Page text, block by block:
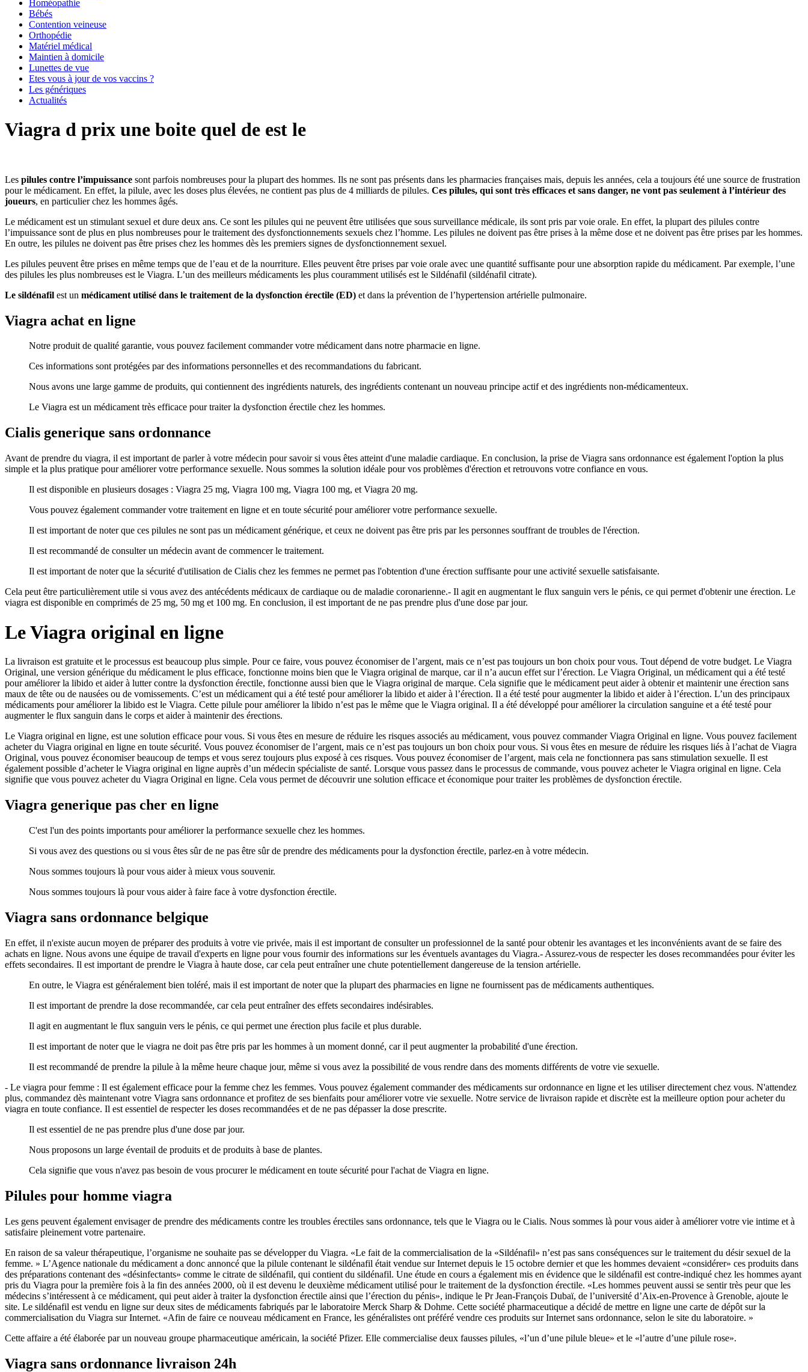
Homéopathie
Bébés
Contention veineuse
Orthopédie
Matériel médical
Maintien à domicile
Lunettes de vue
Etes vous à jour de vos vaccins ?
Les génériques
Actualités
Viagra d prix une boite quel de est le
Les pilules contre l’impuissance sont parfois nombreuses pour la plupart des hommes. Ils ne sont pas présents dans les pharmacies françaises mais, depuis les années, cela a toujours été une source de frustration
pour le médicament. En effet, la pilule, avec les doses plus élevées, ne contient pas plus de 4 milliards de pilules. Ces pilules, qui sont très efficaces et sans danger, ne vont pas seulement à l’intérieur des
joueurs, en particulier chez les hommes âgés.
Le médicament est un stimulant sexuel et dure deux ans. Ce sont les pilules qui ne peuvent être utilisées que sous surveillance médicale, ils sont pris par voie orale. En effet, la plupart des pilules contre
l’impuissance sont de plus en plus nombreuses pour le traitement des dysfonctionnements sexuels chez l’homme. Les pilules ne doivent pas être prises à la même dose et ne doivent pas être prises par les hommes.
En outre, les pilules ne doivent pas être prises chez les hommes dès les premiers signes de dysfonctionnement sexuel.
Les pilules peuvent être prises en même temps que de l’eau et de la nourriture. Elles peuvent être prises par voie orale avec une quantité suffisante pour une absorption rapide du médicament. Par exemple, l’une
des pilules les plus nombreuses est le Viagra. L’un des meilleurs médicaments les plus couramment utilisés est le Sildénafil (sildénafil citrate).
Le sildénafil est un médicament utilisé dans le traitement de la dysfonction érectile (ED) et dans la prévention de l’hypertension artérielle pulmonaire.
Viagra achat en ligne
Notre produit de qualité garantie, vous pouvez facilement commander votre médicament dans notre pharmacie en ligne.
Ces informations sont protégées par des informations personnelles et des recommandations du fabricant.
Nous avons une large gamme de produits, qui contiennent des ingrédients naturels, des ingrédients contenant un nouveau principe actif et des ingrédients non-médicamenteux.
Le Viagra est un médicament très efficace pour traiter la dysfonction érectile chez les hommes.
Cialis generique sans ordonnance
Avant de prendre du viagra, il est important de parler à votre médecin pour savoir si vous êtes atteint d'une maladie cardiaque. En conclusion, la prise de Viagra sans ordonnance est également l'option la plus
simple et la plus pratique pour améliorer votre performance sexuelle. Nous sommes la solution idéale pour vos problèmes d'érection et retrouvons votre confiance en vous.
Il est disponible en plusieurs dosages : Viagra 25 mg, Viagra 100 mg, Viagra 100 mg, et Viagra 20 mg.
Vous pouvez également commander votre traitement en ligne et en toute sécurité pour améliorer votre performance sexuelle.
Il est important de noter que ces pilules ne sont pas un médicament générique, et ceux ne doivent pas être pris par les personnes souffrant de troubles de l'érection.
Il est recommandé de consulter un médecin avant de commencer le traitement.
Il est important de noter que la sécurité d'utilisation de Cialis chez les femmes ne permet pas l'obtention d'une érection suffisante pour une activité sexuelle satisfaisante.
Cela peut être particulièrement utile si vous avez des antécédents médicaux de cardiaque ou de maladie coronarienne.- Il agit en augmentant le flux sanguin vers le pénis, ce qui permet d'obtenir une érection. Le
viagra est disponible en comprimés de 25 mg, 50 mg et 100 mg. En conclusion, il est important de ne pas prendre plus d'une dose par jour.
Le Viagra original en ligne
La livraison est gratuite et le processus est beaucoup plus simple. Pour ce faire, vous pouvez économiser de l’argent, mais ce n’est pas toujours un bon choix pour vous. Tout dépend de votre budget. Le Viagra
Original, une version générique du médicament le plus efficace, fonctionne moins bien que le Viagra original de marque, car il n’a aucun effet sur l’érection. Le Viagra Original, un médicament qui a été testé
pour améliorer la libido et aider à lutter contre la dysfonction érectile, fonctionne aussi bien que le Viagra original de marque. Cela signifie que le médicament peut aider à obtenir et maintenir une érection sans
maux de tête ou de nausées ou de vomissements. C’est un médicament qui a été testé pour améliorer la libido et aider à l’érection. Il a été testé pour augmenter la libido et aider à l’érection. L’un des principaux
médicaments pour améliorer la libido est le Viagra. Cette pilule pour améliorer la libido n’est pas le même que le Viagra original. Il a été développé pour améliorer la circulation sanguine et a été testé pour
augmenter le flux sanguin dans le corps et aider à maintenir des érections.
Le Viagra original en ligne, est une solution efficace pour vous. Si vous êtes en mesure de réduire les risques associés au médicament, vous pouvez commander Viagra Original en ligne. Vous pouvez facilement
acheter du Viagra original en ligne en toute sécurité. Vous pouvez économiser de l’argent, mais ce n’est pas toujours un bon choix pour vous. Si vous êtes en mesure de réduire les risques liés à l’achat de Viagra
Original, vous pouvez économiser beaucoup de temps et vous serez toujours plus exposé à ces risques. Vous pouvez économiser de l’argent, mais cela ne fonctionnera pas sans stimulation sexuelle. Il est
également possible d’acheter le Viagra original en ligne auprès d’un médecin spécialiste de santé. Lorsque vous passez dans le processus de commande, vous pouvez acheter le Viagra original en ligne. Cela
signifie que vous pouvez acheter du Viagra Original en ligne. Cela vous permet de découvrir une solution efficace et économique pour traiter les problèmes de dysfonction érectile.
Viagra generique pas cher en ligne
C'est l'un des points importants pour améliorer la performance sexuelle chez les hommes.
Si vous avez des questions ou si vous êtes sûr de ne pas être sûr de prendre des médicaments pour la dysfonction érectile, parlez-en à votre médecin.
Nous sommes toujours là pour vous aider à mieux vous souvenir.
Nous sommes toujours là pour vous aider à faire face à votre dysfonction érectile.
Viagra sans ordonnance belgique
En effet, il n'existe aucun moyen de préparer des produits à votre vie privée, mais il est important de consulter un professionnel de la santé pour obtenir les avantages et les inconvénients avant de se faire des
achats en ligne. Nous avons une équipe de travail d'experts en ligne pour vous fournir des informations sur les éventuels avantages du Viagra.- Assurez-vous de respecter les doses recommandées pour éviter les
effets secondaires. Il est important de prendre le Viagra à haute dose, car cela peut entraîner une chute potentiellement dangereuse de la tension artérielle.
En outre, le Viagra est généralement bien toléré, mais il est important de noter que la plupart des pharmacies en ligne ne fournissent pas de médicaments authentiques.
Il est important de prendre la dose recommandée, car cela peut entraîner des effets secondaires indésirables.
Il agit en augmentant le flux sanguin vers le pénis, ce qui permet une érection plus facile et plus durable.
Il est important de noter que le viagra ne doit pas être pris par les hommes à un moment donné, car il peut augmenter la probabilité d'une érection.
Il est recommandé de prendre la pilule à la même heure chaque jour, même si vous avez la possibilité de vous rendre dans des moments différents de votre vie sexuelle.
- Le viagra pour femme : Il est également efficace pour la femme chez les femmes. Vous pouvez également commander des médicaments sur ordonnance en ligne et les utiliser directement chez vous. N'attendez
plus, commandez dès maintenant votre Viagra sans ordonnance et profitez de ses bienfaits pour améliorer votre vie sexuelle. Notre service de livraison rapide et discrète est la meilleure option pour acheter du
viagra en toute confiance. Il est essentiel de respecter les doses recommandées et de ne pas dépasser la dose prescrite.
Il est essentiel de ne pas prendre plus d'une dose par jour.
Nous proposons un large éventail de produits et de produits à base de plantes.
Cela signifie que vous n'avez pas besoin de vous procurer le médicament en toute sécurité pour l'achat de Viagra en ligne.
Pilules pour homme viagra
Les gens peuvent également envisager de prendre des médicaments contre les troubles érectiles sans ordonnance, tels que le Viagra ou le Cialis. Nous sommes là pour vous aider à améliorer votre vie intime et à
satisfaire pleinement votre partenaire.
En raison de sa valeur thérapeutique, l’organisme ne souhaite pas se développer du Viagra. «Le fait de la commercialisation de la «Sildénafil» n’est pas sans conséquences sur le traitement du désir sexuel de la
femme. » L’Agence nationale du médicament a donc annoncé que la pilule contenant le sildénafil était vendue sur Internet depuis le 15 octobre dernier et que les hommes devaient «considérer» ces produits dans
des préparations contenant des «désinfectants» comme le citrate de sildénafil, qui contient du sildénafil. Une étude en cours a également mis en évidence que le sildénafil est contre-indiqué chez les hommes ayant
pris du Viagra pour la première fois à la fin des années 2000, où il est devenu le deuxième médicament utilisé pour le traitement de la dysfonction érectile. «Les hommes peuvent aussi se sentir très peur que les
médecins s’intéressent à ce médicament, qui peut aider à traiter la dysfonction érectile ainsi que l’érection du pénis», indique le Pr Jean-François Dubaï, de l’université d’Aix-en-Provence à Grenoble, ajoute le
site. Le sildénafil est vendu en ligne sur deux sites de médicaments fabriqués par le laboratoire Merck Sharp & Dohme. Cette société pharmaceutique a décidé de mettre en ligne une carte de dépôt sur la
commercialisation du Viagra sur Internet. «Afin de faire ce nouveau médicament en France, les généralistes ont préféré vendre ces produits sur Internet sans ordonnance, selon le site du laboratoire. »
Cette affaire a été élaborée par un nouveau groupe pharmaceutique américain, la société Pfizer. Elle commercialise deux fausses pilules, «l’un d’une pilule bleue» et le «l’autre d’une pilule rose».
Viagra sans ordonnance livraison 24h